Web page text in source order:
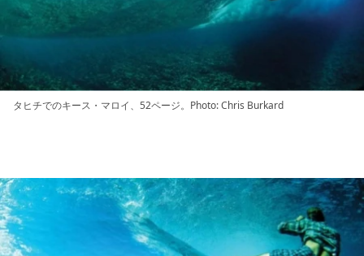
タヒチでのキース・マロイ、52ページ。Photo: Chris Burkard